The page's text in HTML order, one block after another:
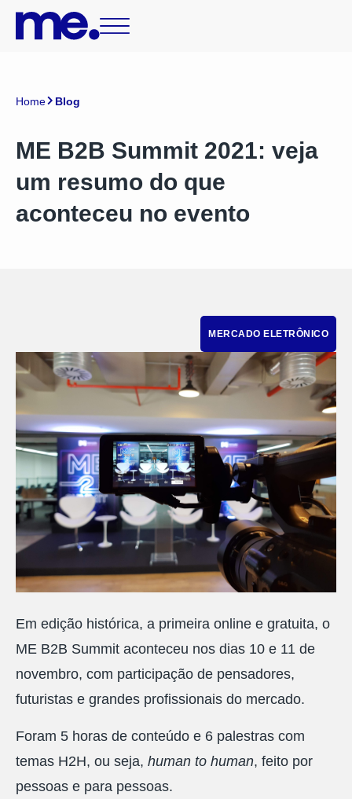
Home Blog
ME B2B Summit 2021: veja
um resumo do que
aconteceu no evento
MERCADO ELETRÔNICO
Em edição histórica, a primeira online e gratuita, o
ME B2B Summit aconteceu nos dias 10 e 11 de
novembro, com participação de pensadores,
futuristas e grandes profissionais do mercado.
Foram 5 horas de conteúdo e 6 palestras com
temas H2H, ou seja, human to human, feito por
pessoas e para pessoas.